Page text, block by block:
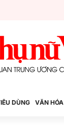
DÙNG VĂN HÓA